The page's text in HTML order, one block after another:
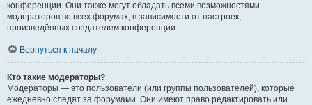
конференции. Они также могут обладать всеми возможностями
модераторов во всех форумах, в зависимости от настроек,
произведённых создателем конференции.
Вернуться к началу
Кто такие модераторы?
Модераторы — это пользователи (или группы пользователей), которые
ежедневно следят за форумами. Они имеют право редактировать или